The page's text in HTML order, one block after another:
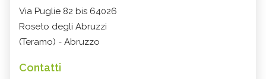
Via Puglie 82 bis 64026
Roseto degli Abruzzi
(Teramo) - Abruzzo
Contatti